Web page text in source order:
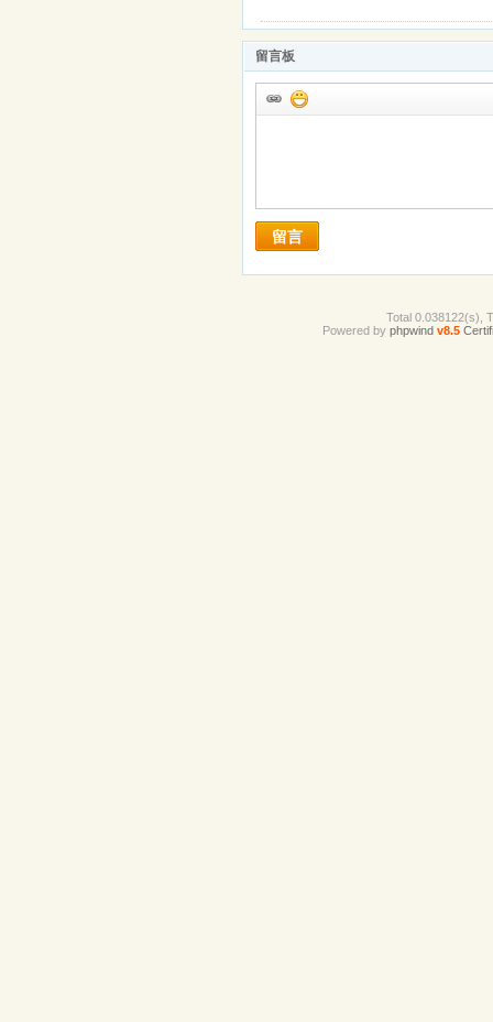
留言板
留言
Total 0.038122(s),
Powered by phpwind v8.5